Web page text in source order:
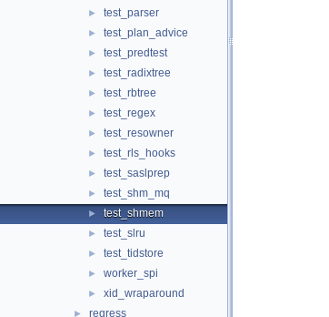
► test_parser
► test_plan_advice
► test_predtest
► test_radixtree
► test_rbtree
► test_regex
► test_resowner
► test_rls_hooks
► test_saslprep
► test_shm_mq
► test_shmem
► test_slru
► test_tidstore
► worker_spi
► xid_wraparound
► regress